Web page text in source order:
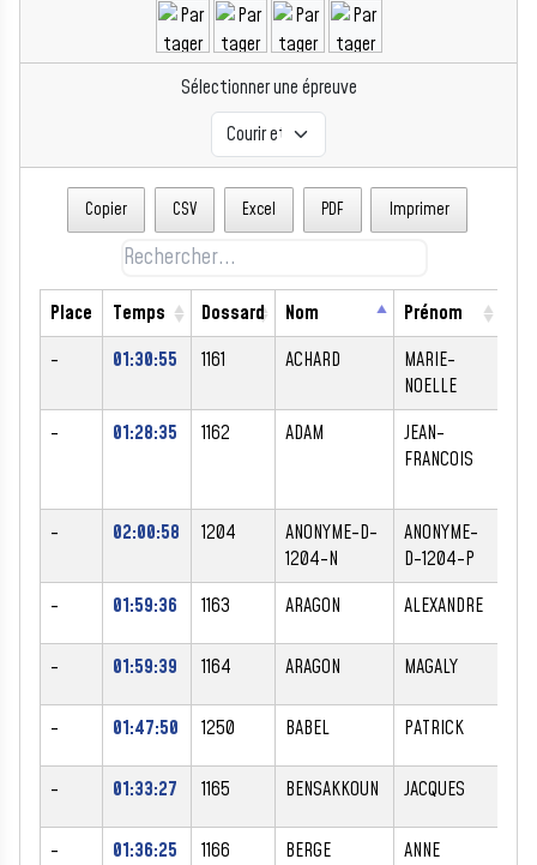
Sélectionner une épreuve
Copier CSV Excel PDF Imprimer
Place Temps Dossard Nom Prénom
-
01:30:55 1161 ACHARD
MARIE-
NOELLE
- 01:28:35 1162 ADAM
JEAN-
FRANCOIS
- 02:00:58 1204
ANONYME-D-
1204-N
ANONYME-
D-1204-P
- 01:59:36 1163 ARAGON ALEXANDRE
- 01:59:39 1164 ARAGON MAGALY
- 01:47:50 1250 BABEL PATRICK
- 01:33:27 1165 BENSAKKOUN JACQUES
- 01:36:25 1166 BERGE ANNE